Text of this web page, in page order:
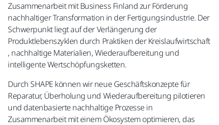
Zusammenarbeit mit Business Finland zur Förderung
nachhaltiger Transformation in der Fertigungsindustrie. Der
Schwerpunkt liegt auf der Verlängerung der
Produktlebenszyklen durch Praktiken der Kreislaufwirtschaft
, nachhaltige Materialien, Wiederaufbereitung und
intelligente Wertschöpfungsketten.​
Durch SHAPE können wir neue Geschäftskonzepte für
Reparatur, Überholung und Wiederaufbereitung pilotieren
und datenbasierte nachhaltige Prozesse in
Zusammenarbeit mit einem Ökosystem optimieren, das